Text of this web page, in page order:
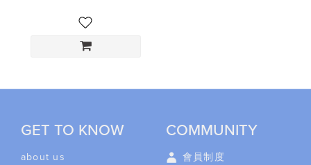
GET TO KNOW
about us
COMMUNITY
會員制度